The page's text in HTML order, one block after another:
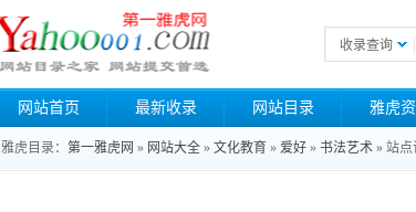
收录查询
网站首页 最新收录 网站目录 雅虎
雅虎目录： 第一雅虎网 » 网站大全 » 文化教育 » 爱好 » 书法艺术 » 站点